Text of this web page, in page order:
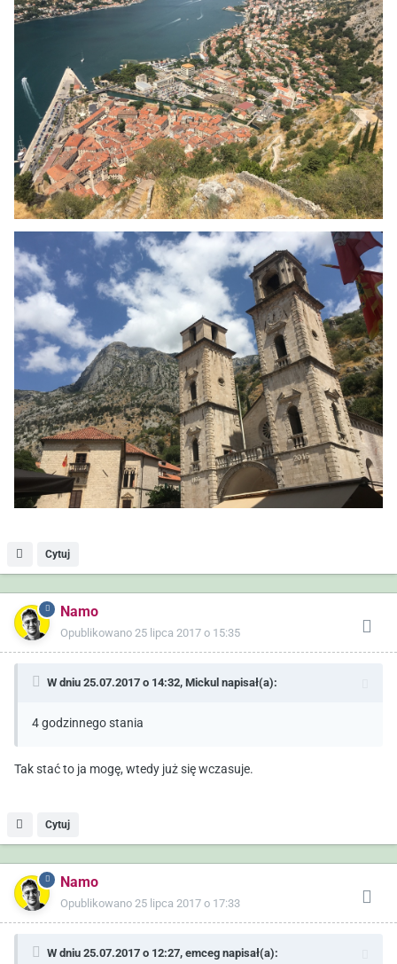
Cytuj
Namo
Opublikowano 25 lipca 2017 o 15:35
W dniu 25.07.2017 o 14:32, Mickul napisał(a):
4 godzinnego stania
Tak stać to ja mogę, wtedy już się wczasuje.
Cytuj
Namo
Opublikowano 25 lipca 2017 o 17:33
W dniu 25.07.2017 o 12:27, emceg napisał(a):